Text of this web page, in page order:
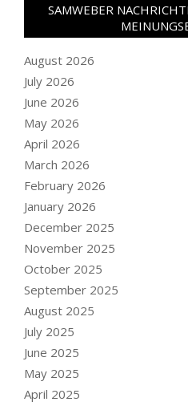
SAMWEBER
August 2026
July 2026
June 2026
May 2026
April 2026
March 2026
February 2026
January 2026
December 2025
November 2025
October 2025
September 2025
August 2025
July 2025
June 2025
May 2025
April 2025